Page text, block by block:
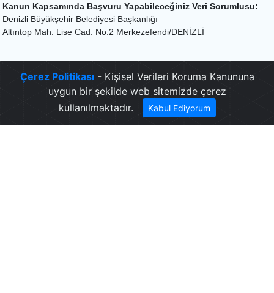
Kanun Kapsamında Başvuru Yapabileceğiniz Veri Sorumlusu:
Denizli Büyükşehir Belediyesi Başkanlığı
Altıntop Mah. Lise Cad. No:2 Merkezefendi/DENİZLİ
Çerez Politikası- Kişisel Verileri Koruma Kanununa
uygun bir şekilde web sitemizde çerez
kullanılmaktadır.
Kabul Ediyorum